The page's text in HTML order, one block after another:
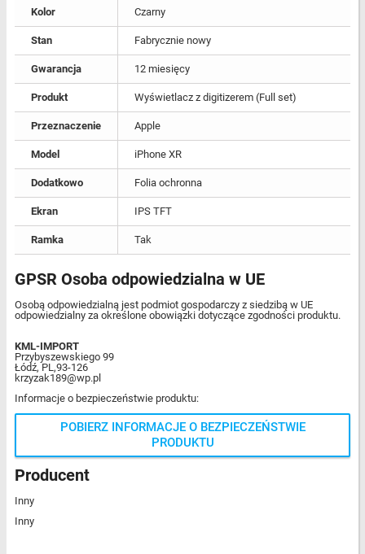
Kolor Czarny
Stan Fabrycznie nowy
Gwarancja 12 miesięcy
Produkt Wyświetlacz z digitizerem (Full set)
Przeznaczenie Apple
Model iPhone XR
Dodatkowo Folia ochronna
Ekran IPS TFT
Ramka Tak
GPSR Osoba odpowiedzialna w UE
Osobą odpowiedzialną jest podmiot gospodarczy z siedzibą w UE
odpowiedzialny za określone obowiązki dotyczące zgodności produktu.
KML-IMPORT
Przybyszewskiego 99
Łódź, PL,93-126
krzyzak189@wp.pl
Informacje o bezpieczeństwie produktu:
POBIERZ INFORMACJE O BEZPIECZEŃSTWIE
PRODUKTU
Producent
Inny
Inny